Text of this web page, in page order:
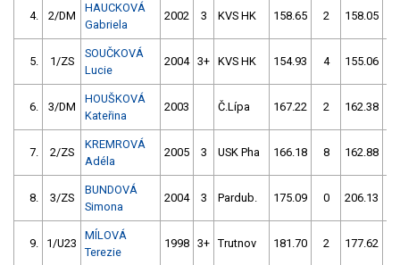
4. 2/DM
HAUCKOVÁ
Gabriela
2002 3 KVS HK 158.65 2 158.05
5. 1/ZS
SOUČKOVÁ
Lucie
2004 3+ KVS HK 154.93 4 155.06
6. 3/DM
HOUŠKOVÁ
Kateřina
2003 Č.Lípa 167.22 2 162.38
7. 2/ZS
KREMROVÁ
Adéla
2005 3 USK Pha 166.18 8 162.88
8. 3/ZS
BUNDOVÁ
Simona
2004 3 Pardub. 175.09 0 206.13
9. 1/U23
MÍLOVÁ
Terezie
1998 3+ Trutnov 181.70 2 177.62